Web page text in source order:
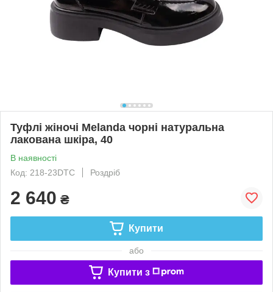
Туфлі жіночі Melanda чорні натуральна
лакована шкіра, 40
В наявності
Код: 218-23DTC
Роздріб
2 640 ₴
Купити
або
Купити з